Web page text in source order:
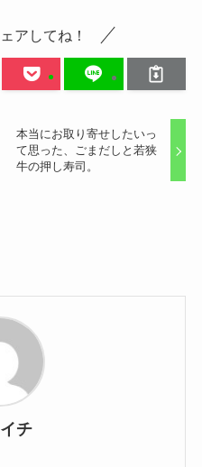
アしてね！
本当にお取り寄せしたいっ
て思った、ごまだしと若狭
牛の押し寿司。
チ